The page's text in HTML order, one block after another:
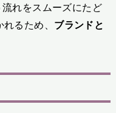
流れをスムーズにたど
るため、 ブランドと